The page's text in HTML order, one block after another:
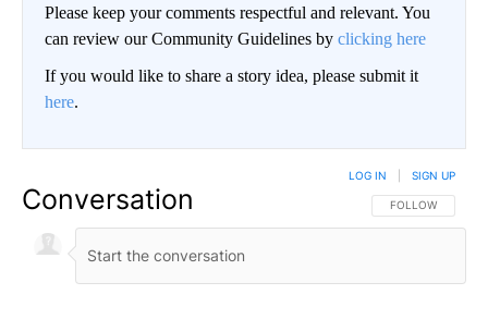
Please keep your comments respectful and relevant. You
can review our Community Guidelines by clicking here
If you would like to share a story idea, please submit it
here.
Conversation FOLLOW THIS
FOLLOW
LOG IN SIGN UP